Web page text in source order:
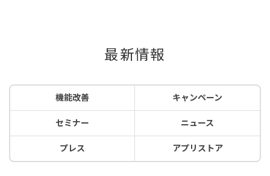
最新情報
機能改善 キャンペーン
セミナー ニュース
プレス アプリストア